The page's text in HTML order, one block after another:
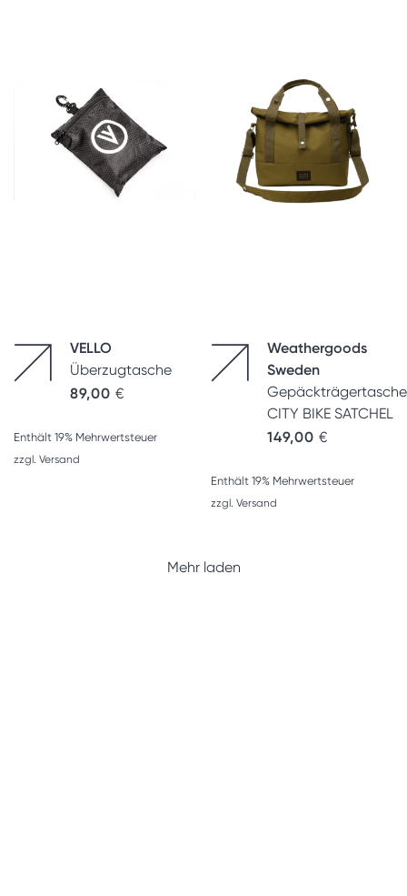
VELLO
Überzugtasche
89,00 €
Enthält 19% Mehrwertsteuer
zzgl. Versand
Weathergoods
Sweden
Gepäckträgertasche
CITY BIKE SATCHEL
149,00 €
Enthält 19% Mehrwertsteuer
zzgl. Versand
Mehr laden